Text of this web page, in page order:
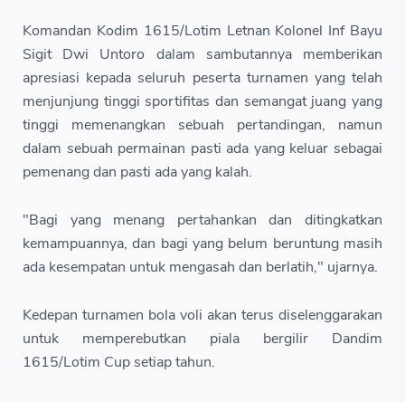
Komandan Kodim 1615/Lotim Letnan Kolonel Inf Bayu
Sigit Dwi Untoro dalam sambutannya memberikan
apresiasi kepada seluruh peserta turnamen yang telah
menjunjung tinggi sportifitas dan semangat juang yang
tinggi memenangkan sebuah pertandingan, namun
dalam sebuah permainan pasti ada yang keluar sebagai
pemenang dan pasti ada yang kalah.
"Bagi yang menang pertahankan dan ditingkatkan
kemampuannya, dan bagi yang belum beruntung masih
ada kesempatan untuk mengasah dan berlatih," ujarnya.
Kedepan turnamen bola voli akan terus diselenggarakan
untuk memperebutkan piala bergilir Dandim
1615/Lotim Cup setiap tahun.